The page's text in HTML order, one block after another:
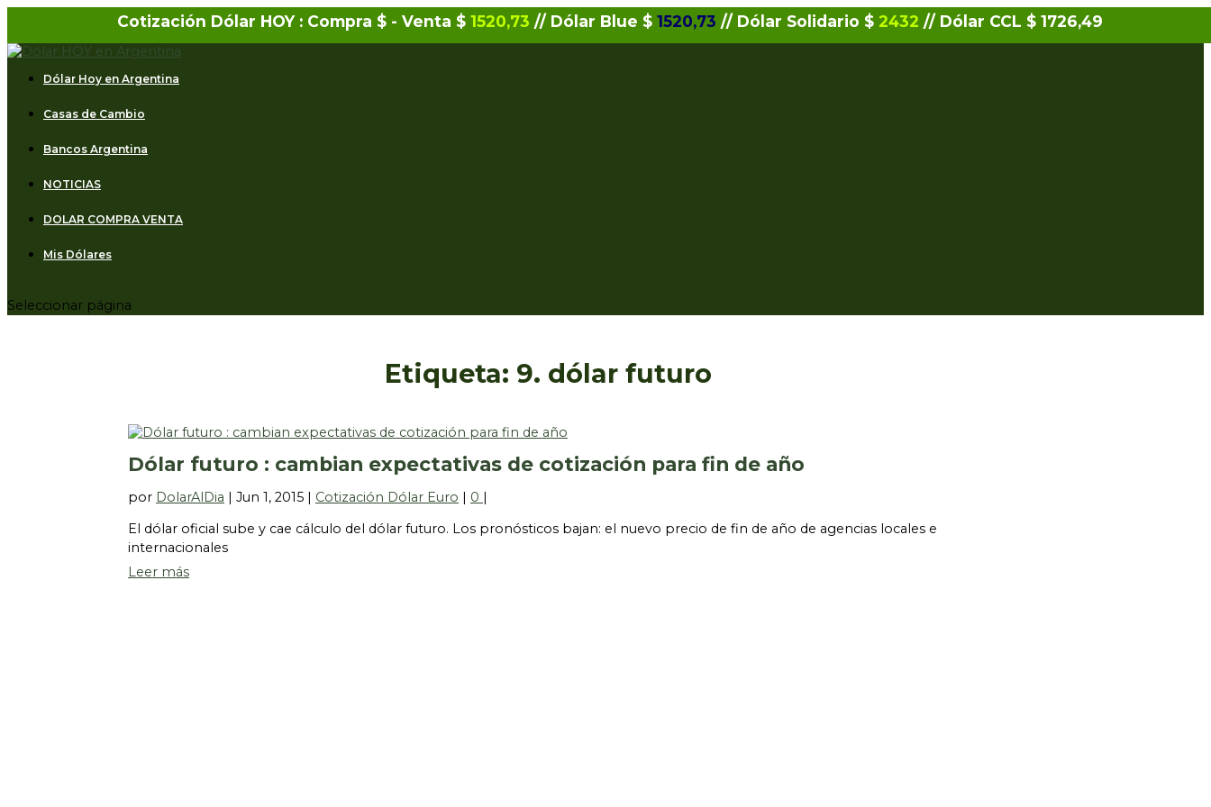
Cotización Dólar HOY : Compra $ - Venta $ 1520,73 // Dólar Blue $ 1520,73 // Dólar Solidario $ 2432 // Dólar CCL $ 1726,49
Dólar Hoy en Argentina
Casas de Cambio
Bancos Argentina
NOTICIAS
DOLAR COMPRA VENTA
Mis Dólares
Seleccionar página
Etiqueta: 9. dólar futuro
Dólar futuro : cambian expectativas de cotización para fin de año
por DolarAlDia | Jun 1, 2015 | Cotización Dólar Euro | 0 |
El dólar oficial sube y cae cálculo del dólar futuro. Los pronósticos bajan: el nuevo precio de fin de año de agencias locales e
internacionales
Leer más